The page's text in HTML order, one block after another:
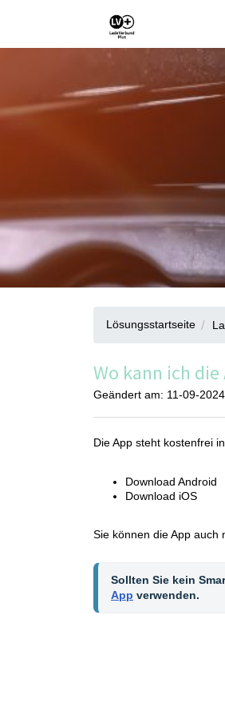
Lösungsstartseite
Wo kann ich
Geändert am: 11-09-2024
Die App steht kostenfrei
Download Android
Download iOS
Sie können die App auch
Sollten Sie kein
App verwenden.